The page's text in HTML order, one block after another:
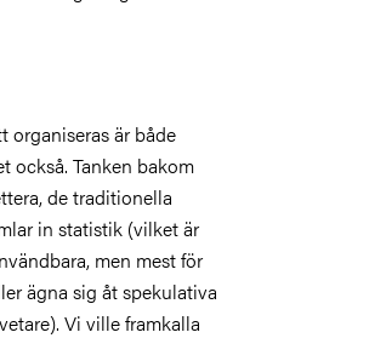
organiseras är både
också. Tanken bakom
de traditionella
in statistik (vilket är
men mest för
ägna sig åt spekulativa
Vi ville framkalla